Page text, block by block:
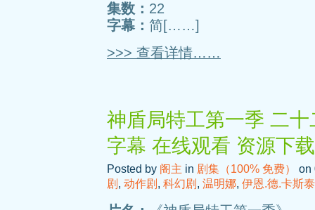
集数： 22
字幕： 简[……]
>>> 查看详情……
神盾局特工第一季 二
字幕 在线观看 资源下载
Posted by 阁主 in 剧集（100% 免费）
on
剧 , 动作剧 , 科幻剧 , 温明娜, 伊恩.德.卡斯